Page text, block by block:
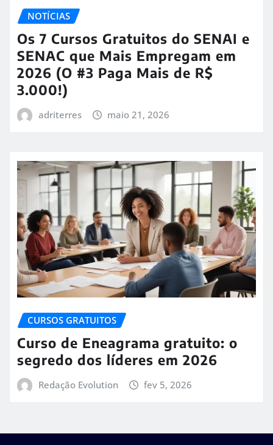
NOTÍCIAS
Os 7 Cursos Gratuitos do SENAI e
SENAC que Mais Empregam em
2026 (O #3 Paga Mais de R$
3.000!)
adriterres maio 21, 2026
CURSOS GRATUITOS
Curso de Eneagrama gratuito: o
segredo dos líderes em 2026
Redação Evolution fev 5, 2026